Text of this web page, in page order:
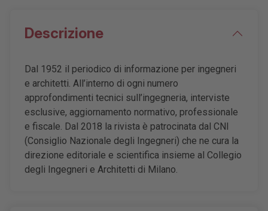
Descrizione
Dal 1952 il periodico di informazione per ingegneri
e architetti. All’interno di ogni numero
approfondimenti tecnici sull’ingegneria, interviste
esclusive, aggiornamento normativo, professionale
e fiscale. Dal 2018 la rivista è patrocinata dal CNI
(Consiglio Nazionale degli Ingegneri) che ne cura la
direzione editoriale e scientifica insieme al Collegio
degli Ingegneri e Architetti di Milano.